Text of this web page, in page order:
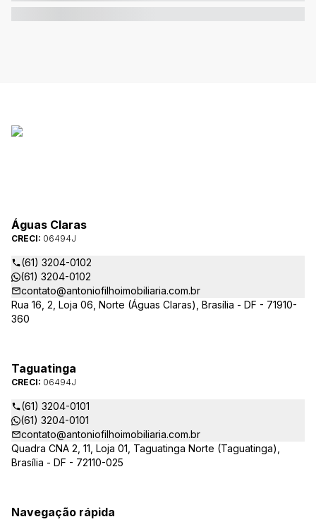
Águas Claras
CRECI: 06494J
(61) 3204-0102
(61) 3204-0102
contato@antoniofilhoimobiliaria.com.br
Rua 16, 2, Loja 06, Norte (Águas Claras), Brasília - DF - 71910-
360
Taguatinga
CRECI: 06494J
(61) 3204-0101
(61) 3204-0101
contato@antoniofilhoimobiliaria.com.br
Quadra CNA 2, 11, Loja 01, Taguatinga Norte (Taguatinga),
Brasília - DF - 72110-025
Navegação rápida